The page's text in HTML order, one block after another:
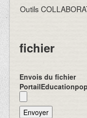
Outils
fichier
Envois du fichier